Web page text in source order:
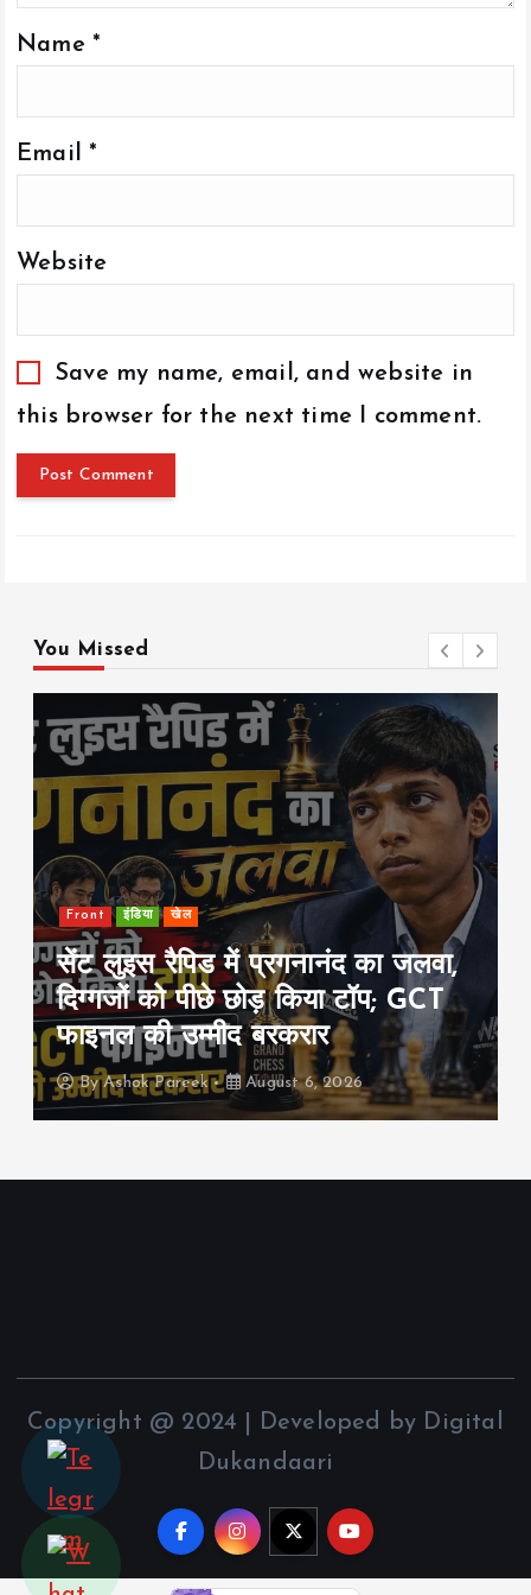
Name *
Email *
Website
Save my name, email, and website in
this browser for the next time I comment.
You Missed
Front international राजनीति
शेख हसीना की प्रेस कॉन्फ्रेंस पर
बांग्लादेश नाराज़, भारत से रिश्तों पर पड़ने
वाले असर की जताई चिंता
ByAshok Pareek August 6, 2026
Copyright @ 2024 | Developed by Digital
Dukandaari